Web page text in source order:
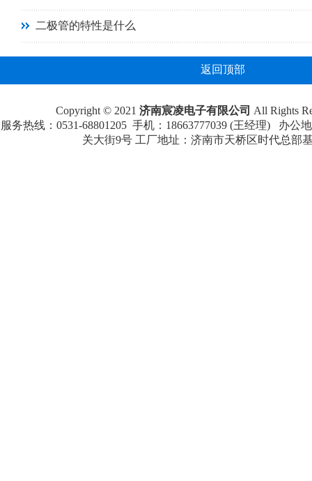
二极管的特性是什么
返回顶部
Copyright © 2021 济南宸凌电子有限公司 All Rights
服务热线：0531-68801205 手机：18663777039 (王经理) 办公
关大街9号 工厂地址：济南市天桥区时代总部